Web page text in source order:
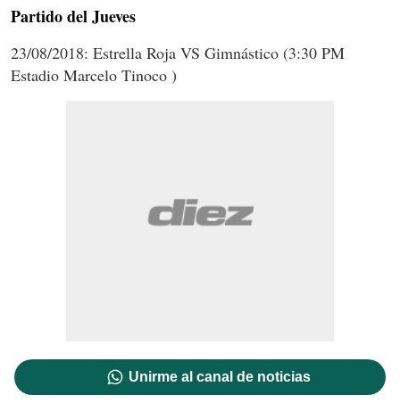
Partido del Jueves
23/08/2018: Estrella Roja VS Gimnástico (3:30 PM
Estadio Marcelo Tinoco )
Unirme al canal de noticias